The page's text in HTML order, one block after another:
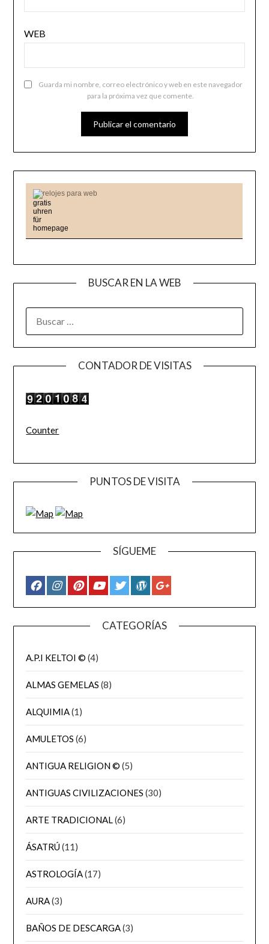
WEB
Guarda mi nombre, correo electrónico y web en este navegador
para la próxima vez que comente.
relojes para web
BUSCAR EN LA WEB
CONTADOR DE VISITAS
Counter
PUNTOS DE VISITA
SÍGUEME
CATEGORÍAS
A.P.I KELTOI © (4)
ALMAS GEMELAS (8)
ALQUIMIA(1)
AMULETOS (6)
ANTIGUA RELIGION © (5)
ANTIGUAS CIVILIZACIONES (30)
ARTE TRADICIONAL(6)
ÁSATRÚ(11)
ASTROLOGÍA(17)
AURA(3)
BAÑOS DE DESCARGA(3)